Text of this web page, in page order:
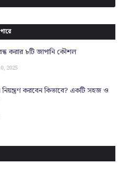
বন্ধ করার ৮টি জাপানি কৌশল
2025
করবেন কিভাবে? একটি সহজ ও